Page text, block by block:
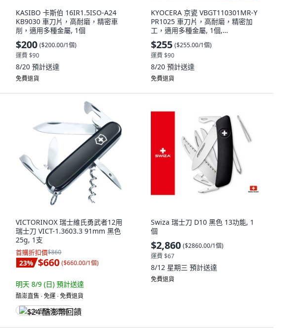
KASIBO 卡斯伯 16IR1.5ISO-A24
KB9030 車刀片，高耐磨，精密車
削，適用多種金屬, 1個
$200 ($200.00/1個)
運費 $90
8/20 預計送達
免費退貨
KYOCERA 京瓷 VBGT110301MR-Y
PR1025 車刀片，高耐磨，精密加
工，適用多種金屬, 1個,
VBGT110301MR-Y PR102
$255 ($255.00/1個)
運費 $90
8/20 預計送達
免費退貨
VICTORINOX 瑞士維氏勇武者12用
瑞士刀 VICT-1.3603.3 91mm 黑色
25g, 1支
首購折扣價$860
23% $660 ($660.00/1個)
明天 8/9 (日) 預計送達
酷澎直售 ∙ 免運 ∙ 免費退貨
$24 酷澎幣回饋
Swiza 瑞士刀 D10 黑色 13功能, 1
個
$2,860 ($2860.00/1個)
運費 $67
8/12 星期三 預計送達
免費退貨